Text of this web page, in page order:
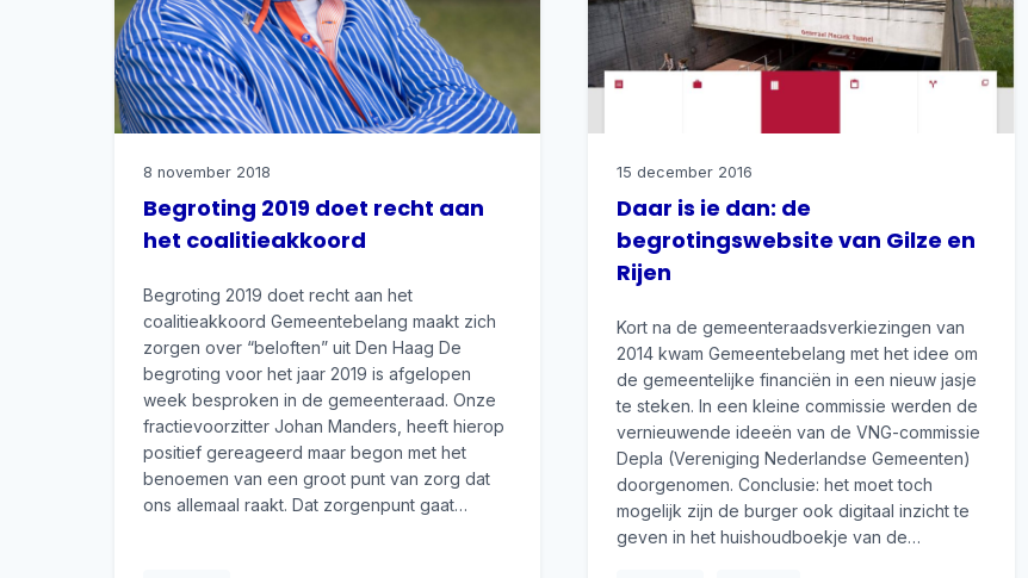
Begroting 2019 doet recht aan
het coalitieakkoord
8 november 2018
Begroting 2019 doet recht aan het
coalitieakkoord Gemeentebelang maakt zich
zorgen over “beloften” uit Den Haag De
begroting voor het jaar 2019 is afgelopen
week besproken in de gemeenteraad. Onze
fractievoorzitter Johan Manders, heeft hierop
positief gereageerd maar begon met het
benoemen van een groot punt van zorg dat
ons allemaal raakt. Dat zorgenpunt gaat…
Daar is ie dan: de
begrotingswebsite van Gilze en
Rijen
15 december 2016
Kort na de gemeenteraadsverkiezingen van
2014 kwam Gemeentebelang met het idee om
de gemeentelijke financiën in een nieuw jasje
te steken. In een kleine commissie werden de
vernieuwende ideeën van de VNG-commissie
Depla (Vereniging Nederlandse Gemeenten)
doorgenomen. Conclusie: het moet toch
mogelijk zijn de burger ook digitaal inzicht te
geven in het huishoudboekje van de…